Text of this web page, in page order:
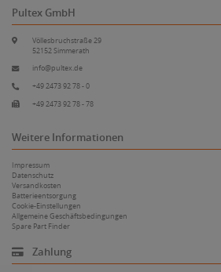
Pultex GmbH
Völlesbruchstraße 29
52152 Simmerath
info@pultex.de
+49 2473 92 78 - 0
+49 2473 92 78 - 78
Weitere Informationen
Impressum
Datenschutz
Versandkosten
Batterieentsorgung
Cookie-Einstellungen
Allgemeine Geschäftsbedingungen
Spare Part Finder
Zahlung